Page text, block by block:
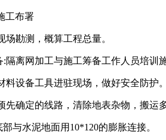
工布署
场勘测，概算工程总量。
:隔离网加工与施工筹备工作人员培训
料设备工具进驻现场，做好安全防护。
先确定的线路，清除地表杂物，搬运
与水泥地面用10*120的膨胀连接。